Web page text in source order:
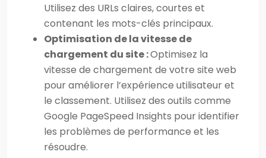
Utilisez des URLs claires, courtes et
contenant les mots-clés principaux.
Optimisation de la vitesse de
chargement du site :Optimisez la
vitesse de chargement de votre site web
pour améliorer l’expérience utilisateur et
le classement. Utilisez des outils comme
Google PageSpeed Insights pour identifier
les problèmes de performance et les
résoudre.